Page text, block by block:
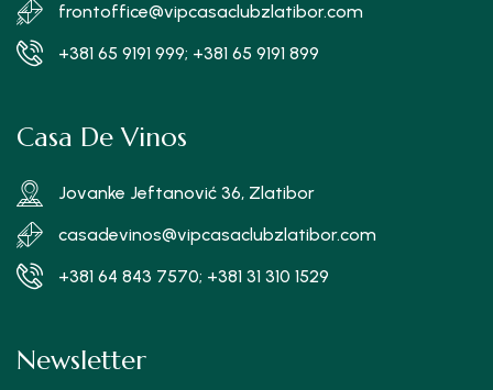
frontoffice@vipcasaclubzlatibor.com
+381 65 9191 999; +381 65 9191 899
Casa De Vinos
Jovanke Jeftanović 36, Zlatibor
casadevinos@vipcasaclubzlatibor.com
+381 64 843 7570; +381 31 310 1529
Newsletter